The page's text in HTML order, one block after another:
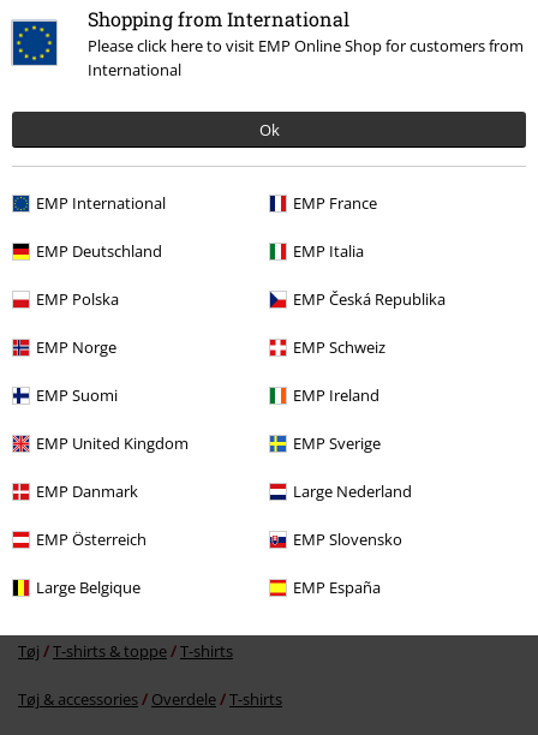
Shopping from International
Please click here to visit EMP Online Shop for customers from
International
Ok
EMP International EMP France
EMP Deutschland EMP Italia
EMP Polska EMP Česká Republika
EMP Norge EMP Schweiz
EMP Suomi EMP Ireland
EMP United Kingdom EMP Sverige
EMP Danmark Large Nederland
EMP Österreich EMP Slovensko
Large Belgique EMP España
Senest besøgt
Film & Serier TV-Series
Film & Serier Film, TV & Spil Tøj
Tøj T-shirts & toppe T-shirts
Tøj & accessories Overdele T-shirts